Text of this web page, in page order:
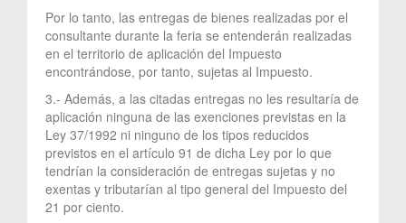
Por lo tanto, las entregas de bienes realizadas por el
consultante durante la feria se entenderán realizadas
en el territorio de aplicación del Impuesto
encontrándose, por tanto, sujetas al Impuesto.
3.- Además, a las citadas entregas no les resultaría de
aplicación ninguna de las exenciones previstas en la
Ley 37/1992 ni ninguno de los tipos reducidos
previstos en el artículo 91 de dicha Ley por lo que
tendrían la consideración de entregas sujetas y no
exentas y tributarían al tipo general del Impuesto del
21 por ciento.